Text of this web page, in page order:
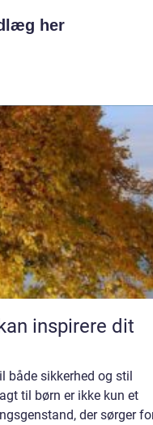
her
inspirere dit
både sikkerhed og stil
til børn er ikke kun et
der sørger